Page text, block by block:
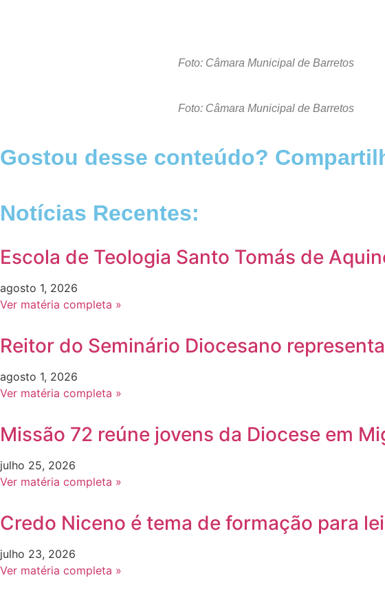
Foto: Câmara Municipal de Barretos
Foto: Câmara Municipal de Barretos
Gostou desse conteúdo?
Notícias Recentes:
Escola de Teologia Santo Tomás de
agosto 1, 2026
Ver matéria completa »
Reitor do Seminário Diocesano
agosto 1, 2026
Ver matéria completa »
Missão 72 reúne jovens da Diocese em
julho 25, 2026
Ver matéria completa »
Credo Niceno é tema de formação para
julho 23, 2026
Ver matéria completa »